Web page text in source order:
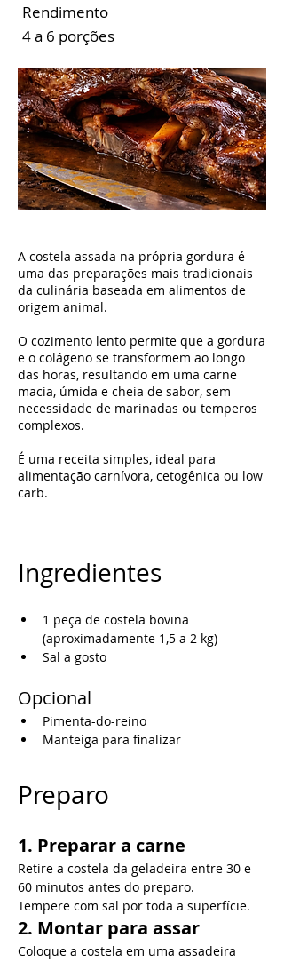
Rendimento
4 a 6 porções
A costela assada na própria gordura é
uma das preparações mais tradicionais
da culinária baseada em alimentos de
origem animal.
O cozimento lento permite que a gordura
e o colágeno se transformem ao longo
das horas, resultando em uma carne
macia, úmida e cheia de sabor, sem
necessidade de marinadas ou temperos
complexos.
É uma receita simples, ideal para
alimentação carnívora, cetogênica ou low
carb.
Ingredientes
1 peça de costela bovina
(aproximadamente 1,5 a 2 kg)
Sal a gosto
Opcional
Pimenta-do-reino
Manteiga para finalizar
Preparo
1. Preparar a carne
Retire a costela da geladeira entre 30 e
60 minutos antes do preparo.
Tempere com sal por toda a superfície.
2. Montar para assar
Coloque a costela em uma assadeira